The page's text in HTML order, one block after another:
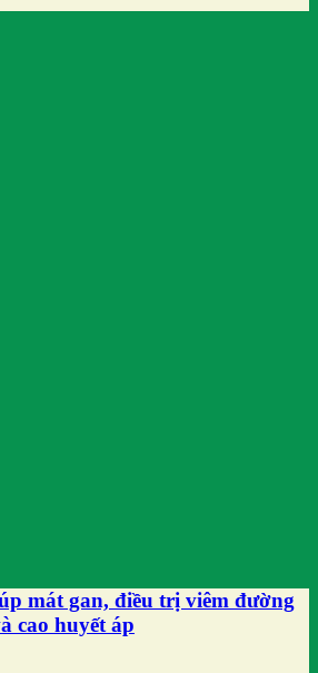
mát gan, điều trị viêm đường
cao huyết áp